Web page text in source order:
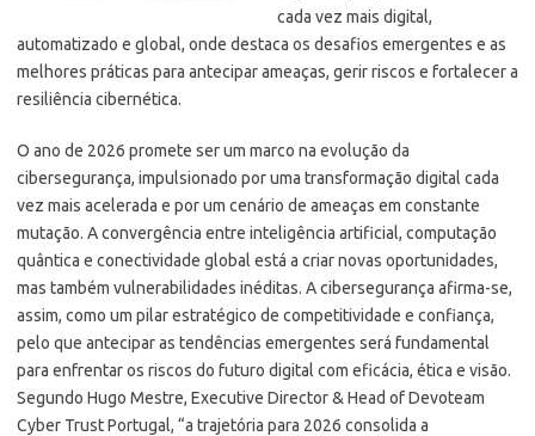
cada vez mais digital,
automatizado e global, onde destaca os desafios emergentes e as
melhores práticas para antecipar ameaças, gerir riscos e fortalecer a
resiliência cibernética.
O ano de 2026 promete ser um marco na evolução da
cibersegurança, impulsionado por uma transformação digital cada
vez mais acelerada e por um cenário de ameaças em constante
mutação. A convergência entre inteligência artificial, computação
quântica e conectividade global está a criar novas oportunidades,
mas também vulnerabilidades inéditas. A cibersegurança afirma-se,
assim, como um pilar estratégico de competitividade e confiança,
pelo que antecipar as tendências emergentes será fundamental
para enfrentar os riscos do futuro digital com eficácia, ética e visão.
Segundo Hugo Mestre, Executive Director & Head of Devoteam
Cyber Trust Portugal, “a trajetória para 2026 consolida a